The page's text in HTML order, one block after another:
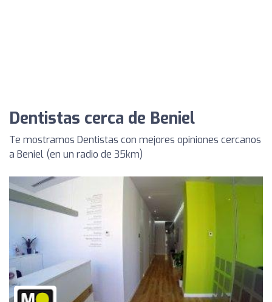
Dentistas cerca de Beniel
Te mostramos Dentistas con mejores opiniones cercanos
a Beniel (en un radio de 35km)